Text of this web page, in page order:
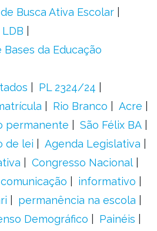
Busca Ativa Escolar
LDB
da Educação
PL 2324/24
Rio Branco
Acre
permanente
São Félix BA
de lei
Agenda Legislativa
Congresso Nacional
comunicação
informativo
permanência na escola
Demográfico
Painéis